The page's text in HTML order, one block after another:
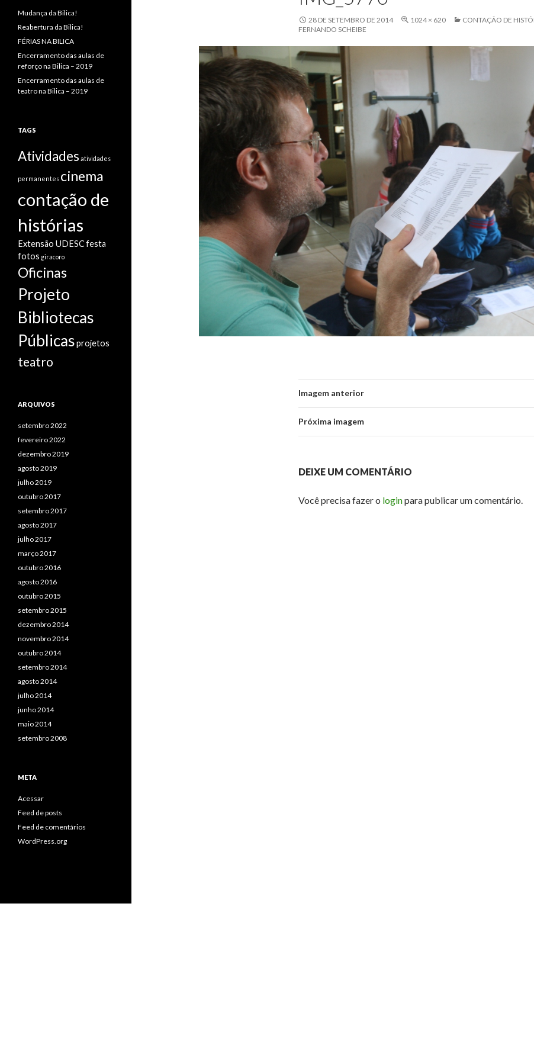
28 DE SETEMBRO DE 2014 1024 × 620
CONTAÇÃO DE
FERNANDO SCHEIBE
Imagem anterior
Próxima imagem
DEIXE UM COMENTÁRIO
Você precisa fazer o loginpara publicar um comentário.
Mudança da Bilica!
Reabertura da Bilica!
FÉRIAS NA BILICA
Encerramento das aulas de
reforço na Bilica – 2019
Encerramento das aulas de
teatro na Bilica – 2019
TAGS
Atividades atividades
permanentes cinema
contação de
histórias
Extensão UDESCfesta
fotos giracoro
Oficinas
Projeto
Bibliotecas
Públicasprojetos
teatro
ARQUIVOS
setembro 2022
fevereiro 2022
dezembro 2019
agosto 2019
julho 2019
outubro 2017
setembro 2017
agosto 2017
julho 2017
março 2017
outubro 2016
agosto 2016
outubro 2015
setembro 2015
dezembro 2014
novembro 2014
outubro 2014
setembro 2014
agosto 2014
julho 2014
junho 2014
maio 2014
setembro 2008
META
Acessar
Feed de posts
Feed de comentários
WordPress.org